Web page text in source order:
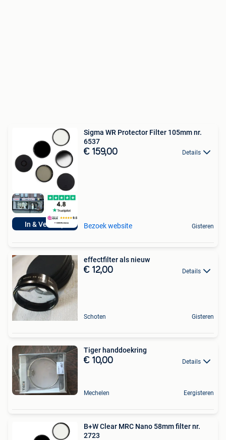
In & Verkoop
Sigma WR Protector Filter 105mm nr.
6537
€ 159,00 Details
Bezoek website Gisteren
effectfilter als nieuw
€ 12,00 Details
Schoten Gisteren
Tiger handdoekring
€ 10,00 Details
Mechelen Eergisteren
B+W Clear MRC Nano 58mm filter nr.
2723